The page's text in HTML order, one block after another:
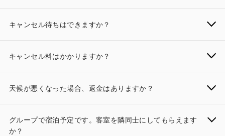
キャンセル待ちはできますか？
キャンセル料はかかりますか？
天候が悪くなった場合、返金はありますか？
グループで宿泊予定です。客室を隣同士にしてもらえます
か？